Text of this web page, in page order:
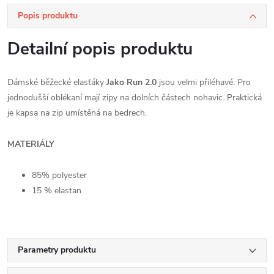
Popis produktu
Detailní popis produktu
Dámské běžecké elasťáky Jako Run 2.0 jsou velmi přiléhavé. Pro
jednodušší oblékaní mají zipy na dolních částech nohavic. Praktická
je kapsa na zip umístěná na bedrech.
MATERIÁLY
85% polyester
15 % elastan
Parametry produktu